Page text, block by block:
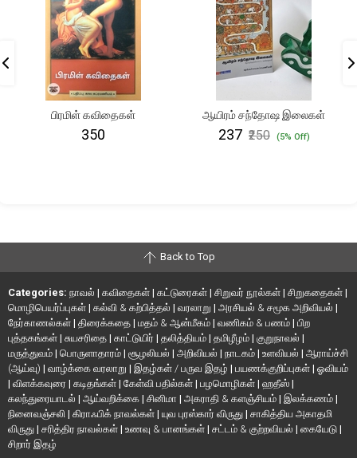
பிரமிள் கவிதைகள்
₹350
ஆயிரம் சந்தோஷ இலைகள்
₹237 ₹250 (5% Off)
Back to Top
Categories: நாவல் | கவிதைகள் | கட்டுரைகள் | சிறுவர் நூல்கள் | சிறுகதைகள் |
மொழிபெயர்ப்புகள் | கல்வி & கற்பித்தல் | வரலாறு | அரசியல் & சமூக அறிவியல் |
நேர்காணல்கள் | திரைக்கதை | மதம் & ஆன்மீகம் | வணிகம் & பணம் | பிற
புத்தகங்கள் | சுயசரிதை | காட்டுயிர் | தலித்தியம் | தமிழீழம் | குறுநாவல் |
மருத்துவம் | பொருளாதாரம் | சூழலியல் | அறிவியல் | நாடகம் | உளவியல் | ஆராய்ச்சி
(ஆய்வு) | வாழ்க்கை வரலாறு | இதழ்கள் / பருவ இதழ் | பயணக்குறிப்புகள் | ஓவியம்
| விளக்கவுரை | கடிதங்கள் | கேள்வி பதில்கள் | பழமொழிகள் | ஹதீஸ் |
கலந்துரையாடல் | ஆய்வறிக்கை | சினிமா | அகராதி & களஞ்சியம் | இலக்கணம் |
நினைவஞ்சலி | கிராஃபிக் நாவல்கள் | யுவ புரஸ்கார் விருது | சாகித்திய அகாதமி
விருது | சரித்திர நாவல்கள் | உணவு & பானங்கள் | சட்டம் & குற்றவியல் | கையேடு |
சிறார் இதழ்